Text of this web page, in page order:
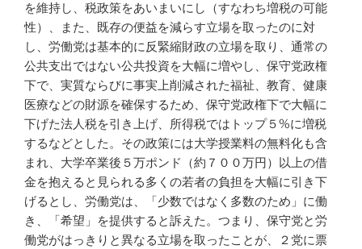
を維持し、税政策をあいまいにし（すなわち増税の可能
性）、また、既存の便益を減らす立場を取ったのに対
し、労働党は基本的に反緊縮財政の立場を取り、通常の
公共支出ではない公共投資を大幅に増やし、保守党政権
下で、実質ならびに事実上削減された福祉、教育、健康
医療などの財源を確保するため、保守党政権下で大幅に
下げた法人税を引き上げ、所得税ではトップ５%に増税
するなどとした。その政策には大学授業料の無料化も含
まれ、大学卒業後５万ポンド（約７００万円）以上の借
金を抱えると見られる多くの若者の負担を大幅に引き下
げるとし、労働党は、「少数ではなく多数のため」に働
き、「希望」を提供すると訴えた。つまり、保守党と労
働党がはっきりと異なる立場を取ったことが、２党に票